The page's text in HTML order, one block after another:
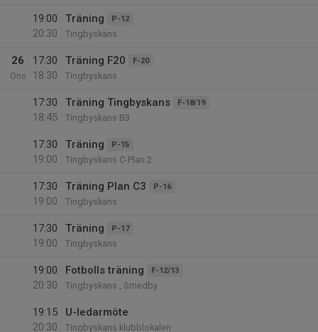
19:00
20:30
Träning P-12
Tingbyskans
26
Ons
17:30
18:30
Träning F20 F-20
Tingbyskans
17:30
18:45
Träning Tingbyskans F-18/19
Tingbyskans B3
17:30
19:00
Träning P-15
Tingbyskans C-Plan 2
17:30
19:00
Träning Plan C3 P-16
Tingbyskans
17:30
19:00
Träning P-17
Tingbyskans
19:00
20:30
Fotbolls träning F-12/13
Tingbyskans , Smedby
19:15
20:30
U-ledarmöte
Tingbyskans klubblokalen